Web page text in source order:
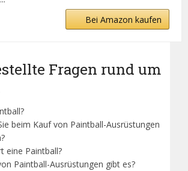
Bei Amazon kaufen
Fragen rund um
beim Kauf von Paintball-Ausrüstungen
eine Paintball?
Paintball-Ausrüstungen gibt es?